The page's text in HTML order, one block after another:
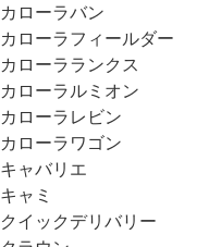
カローラバン
カローラフィールダー
カローラランクス
カローラルミオン
カローラレビン
カローラワゴン
キャバリエ
キャミ
クイックデリバリー